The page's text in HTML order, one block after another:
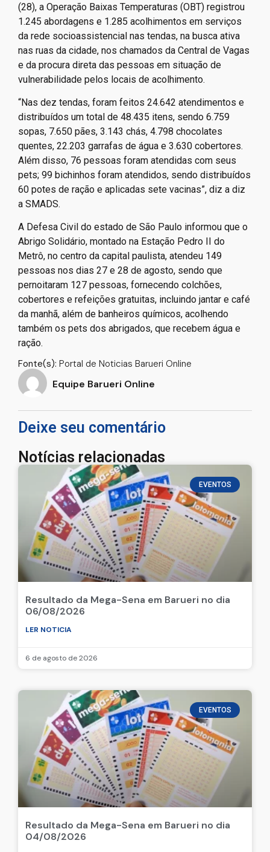
(28), a Operação Baixas Temperaturas (OBT) registrou
1.245 abordagens e 1.285 acolhimentos em serviços
da rede socioassistencial nas tendas, na busca ativa
nas ruas da cidade, nos chamados da Central de Vagas
e da procura direta das pessoas em situação de
vulnerabilidade pelos locais de acolhimento.
“Nas dez tendas, foram feitos 24.642 atendimentos e
distribuídos um total de 48.435 itens, sendo 6.759
sopas, 7.650 pães, 3.143 chás, 4.798 chocolates
quentes, 22.203 garrafas de água e 3.630 cobertores.
Além disso, 76 pessoas foram atendidas com seus
pets; 99 bichinhos foram atendidos, sendo distribuídos
60 potes de ração e aplicadas sete vacinas”, diz a diz
a SMADS.
A Defesa Civil do estado de São Paulo informou que o
Abrigo Solidário, montado na Estação Pedro II do
Metrô, no centro da capital paulista, atendeu 149
pessoas nos dias 27 e 28 de agosto, sendo que
pernoitaram 127 pessoas, fornecendo colchões,
cobertores e refeições gratuitas, incluindo jantar e café
da manhã, além de banheiros químicos, acolhendo
também os pets dos abrigados, que recebem água e
ração.
Fonte(s): Portal de Noticias Barueri Online
Equipe Barueri Online
Deixe seu comentário
Notícias relacionadas
EVENTOS
Resultado da Mega-Sena em Barueri no dia
06/08/2026
LER NOTICIA
6 de agosto de 2026
EVENTOS
Resultado da Mega-Sena em Barueri no dia
04/08/2026